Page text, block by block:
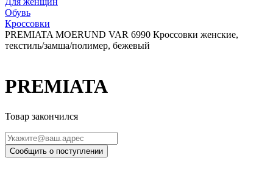
Обувь
Кроссовки
PREMIATA MOERUND VAR 6990 Кроссовки женские,
текстиль/замша/полимер, бежевый
PREMIATA
Товар закончился
Сообщить о поступлении